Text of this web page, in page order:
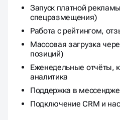
Запуск платной
спецразмещения)
Работа с рейтингом,
Массовая загрузка
позиций)
Еженедельные отчёты,
аналитика
Поддержка в
Подключение CRM и